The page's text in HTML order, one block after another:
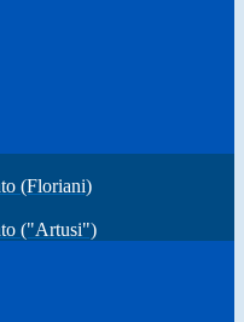
(Floriani)
("Artusi")